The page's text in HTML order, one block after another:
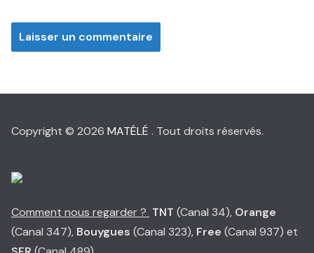
Copyright © 2026 MATÉLÉ . Tout droits réservés.
Comment nous regarder ? TNT (Canal 34), Orange
(Canal 347), Bouygues (Canal 323), Free (Canal 937) et